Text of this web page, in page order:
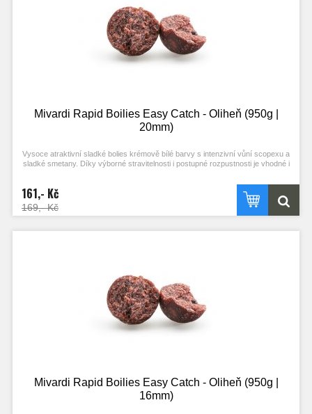
Mivardi Rapid Boilies Easy Catch - Oliheň (950g |
20mm)
Vysoce atraktivní sladké bolies krémově bílé barvy s intenzivní vůní scopexu a
sladké smetany. Díky výborné stravitelnosti i postupné rozpustnosti je vhodné i
161,- Kč
169,- Kč
Mivardi Rapid Boilies Easy Catch - Oliheň (950g |
16mm)